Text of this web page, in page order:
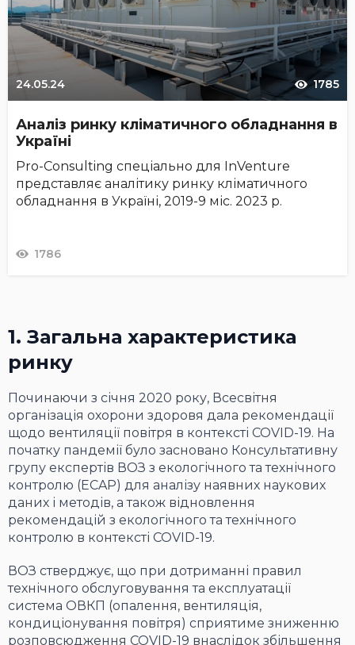
24.05.24 1785
Аналіз ринку кліматичного обладнання в
Україні
Pro-Consulting спеціально для InVenture
представляє аналітику ринку кліматичного
обладнання в Україні, 2019-9 міс. 2023 р.
1786
1. Загальна характеристика
ринку
Починаючи з січня 2020 року, Всесвітня
організація охорони здоровя дала рекомендації
щодо вентиляції повітря в контексті COVID-19. На
початку пандемії було засновано Консультативну
групу експертів ВОЗ з екологічного та технічного
контролю (ECAP) для аналізу наявних наукових
даних і методів, а також відновлення
рекомендацій з екологічного та технічного
контролю в контексті COVID-19.
ВОЗ стверджує, що при дотриманні правил
технічного обслуговування та експлуатації
система ОВКП (опалення, вентиляція,
кондиціонування повітря) сприятиме зниженню
розповсюдження COVID-19 внаслідок збільшення